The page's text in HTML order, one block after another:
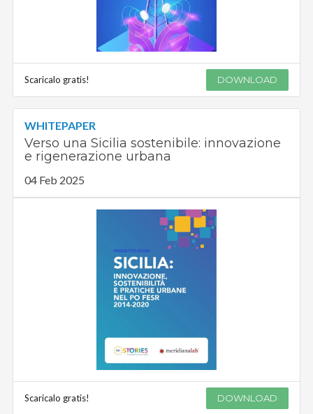
Scaricalo gratis! DOWNLOAD
WHITEPAPER
Verso una Sicilia sostenibile: innovazione
e rigenerazione urbana
04 Feb 2025
Scaricalo gratis! DOWNLOAD